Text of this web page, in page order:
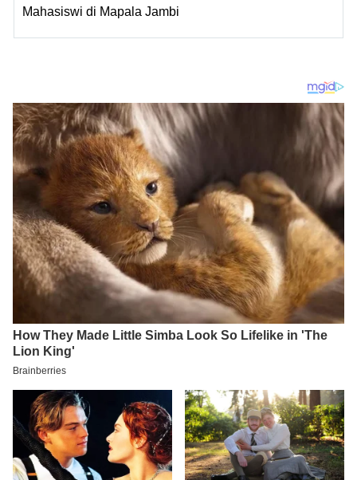
Mahasiswi di Mapala Jambi